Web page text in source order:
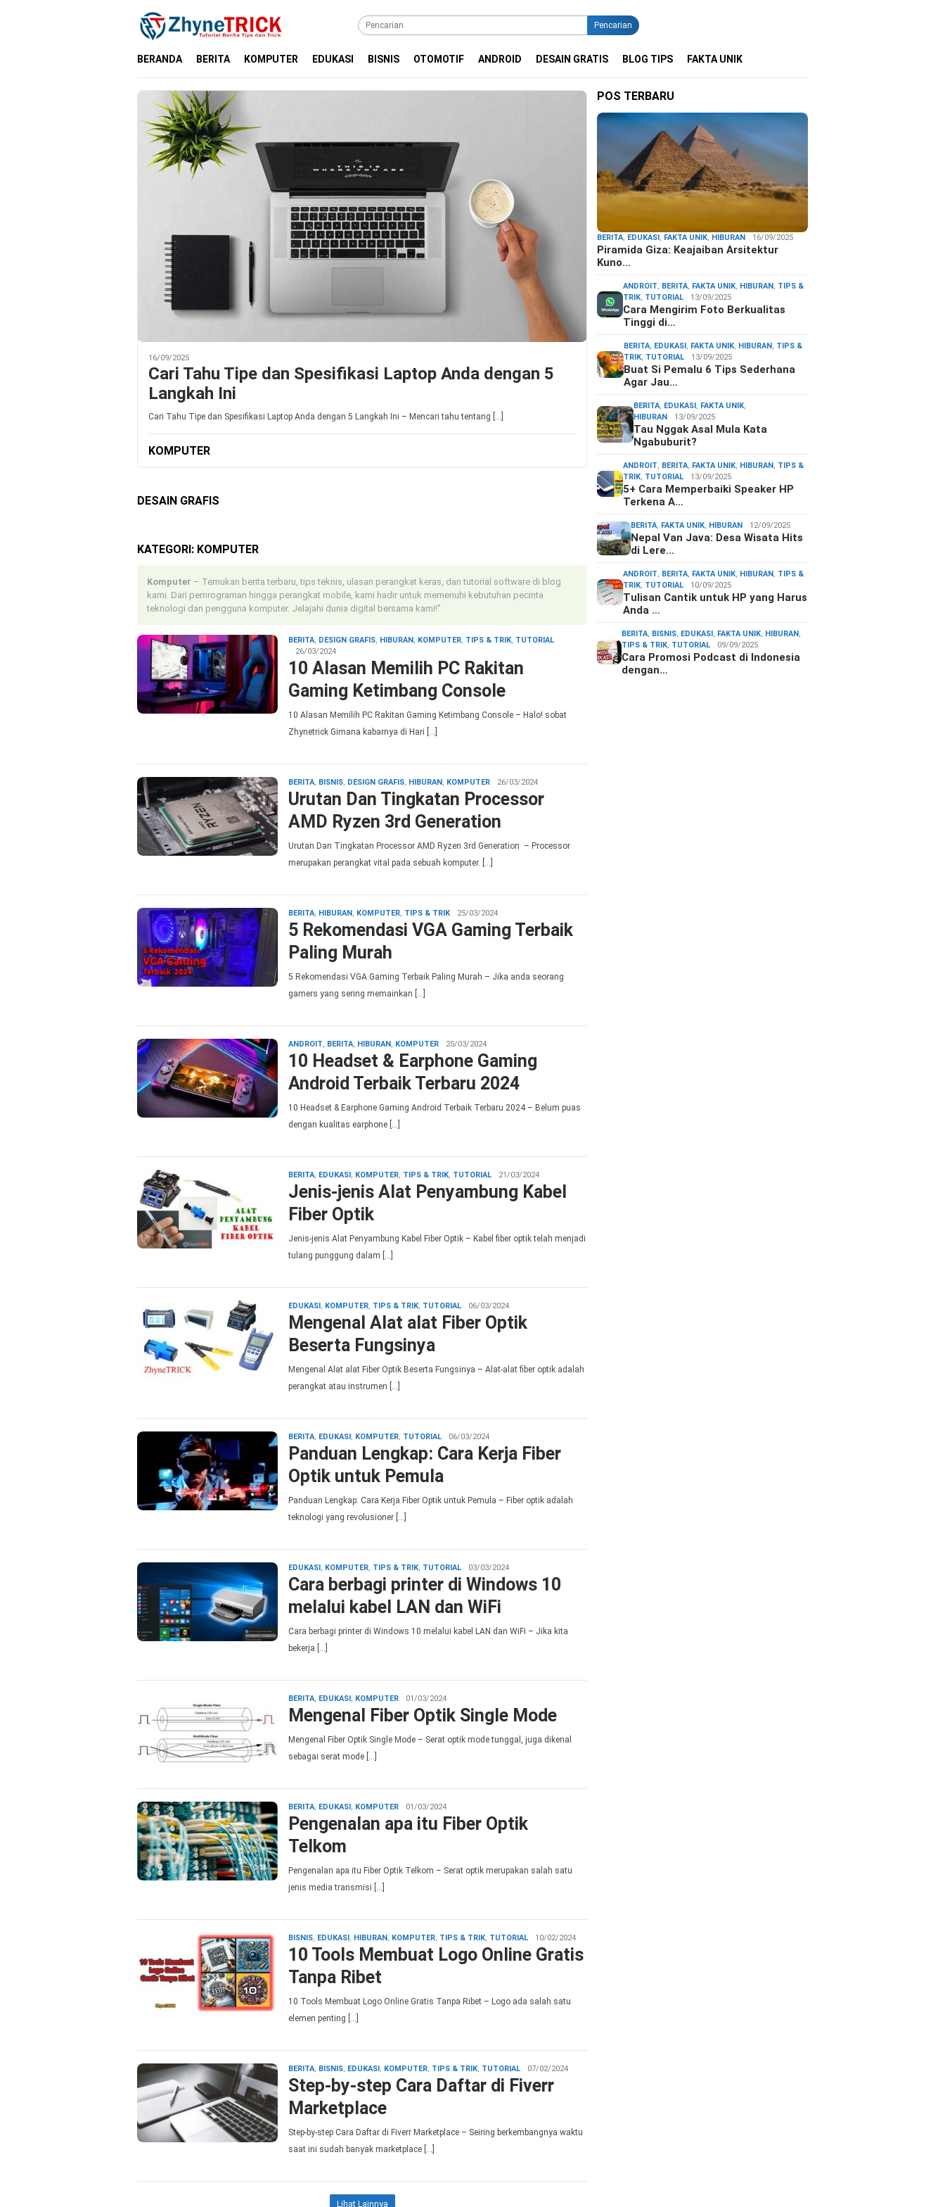
Pencarian
BERANDA BERITA KOMPUTER EDUKASI BISNIS OTOMOTIF ANDROID DESAIN GRATIS BLOG TIPS FAKTA UNIK
16/09/2025
Cari Tahu Tipe dan Spesifikasi Laptop Anda dengan 5
Langkah Ini
Cari Tahu Tipe dan Spesifikasi Laptop Anda dengan 5 Langkah Ini – Mencari tahu tentang […]
KOMPUTER
DESAIN GRAFIS
KATEGORI: KOMPUTER
Komputer – Temukan berita terbaru, tips teknis, ulasan perangkat keras, dan tutorial software di blog
kami. Dari pemrograman hingga perangkat mobile, kami hadir untuk memenuhi kebutuhan pecinta
teknologi dan pengguna komputer. Jelajahi dunia digital bersama kami!”
BERITA, DESIGN GRAFIS, HIBURAN , KOMPUTER, TIPS & TRIK, TUTORIALadmin
26/03/2024
10 Alasan Memilih PC Rakitan
Gaming Ketimbang Console
10 Alasan Memilih PC Rakitan Gaming Ketimbang Console – Halo! sobat
Zhynetrick Gimana kabarnya di Hari […]
BERITA, BISNIS, DESIGN GRAFIS, HIBURAN , KOMPUTERadmin
26/03/2024
Urutan Dan Tingkatan Processor
AMD Ryzen 3rd Generation
Urutan Dan Tingkatan Processor AMD Ryzen 3rd Generation – Processor
merupakan perangkat vital pada sebuah komputer. […]
BERITA, HIBURAN , KOMPUTER, TIPS & TRIKadmin
25/03/2024
5 Rekomendasi VGA Gaming Terbaik
Paling Murah
5 Rekomendasi VGA Gaming Terbaik Paling Murah – Jika anda seorang
gamers yang sering memainkan […]
ANDROIT, BERITA, HIBURAN , KOMPUTERadmin
25/03/2024
10 Headset & Earphone Gaming
Android Terbaik Terbaru 2024
10 Headset & Earphone Gaming Android Terbaik Terbaru 2024 – Belum puas
dengan kualitas earphone […]
BERITA, EDUKASI , KOMPUTER, TIPS & TRIK, TUTORIALadmin
21/03/2024
Jenis-jenis Alat Penyambung Kabel
Fiber Optik
Jenis-jenis Alat Penyambung Kabel Fiber Optik – Kabel fiber optik telah menjadi
tulang punggung dalam […]
EDUKASI , KOMPUTER, TIPS & TRIK, TUTORIALadmin
06/03/2024
Mengenal Alat alat Fiber Optik
Beserta Fungsinya
Mengenal Alat alat Fiber Optik Beserta Fungsinya – Alat-alat fiber optik adalah
perangkat atau instrumen […]
BERITA, EDUKASI , KOMPUTER, TUTORIALadmin
06/03/2024
Panduan Lengkap: Cara Kerja Fiber
Optik untuk Pemula
Panduan Lengkap: Cara Kerja Fiber Optik untuk Pemula – Fiber optik adalah
teknologi yang revolusioner […]
EDUKASI , KOMPUTER, TIPS & TRIK, TUTORIALadmin
03/03/2024
Cara berbagi printer di Windows 10
melalui kabel LAN dan WiFi
Cara berbagi printer di Windows 10 melalui kabel LAN dan WiFi – Jika kita
bekerja […]
BERITA, EDUKASI , KOMPUTERadmin
01/03/2024
Mengenal Fiber Optik Single Mode
Mengenal Fiber Optik Single Mode – Serat optik mode tunggal, juga dikenal
sebagai serat mode […]
BERITA, EDUKASI , KOMPUTERadmin
01/03/2024
Pengenalan apa itu Fiber Optik
Telkom
Pengenalan apa itu Fiber Optik Telkom – Serat optik merupakan salah satu
jenis media transmisi […]
BISNIS, EDUKASI , HIBURAN , KOMPUTER, TIPS & TRIK, TUTORIALadmin
10/02/2024
10 Tools Membuat Logo Online Gratis
Tanpa Ribet
10 Tools Membuat Logo Online Gratis Tanpa Ribet – Logo ada salah satu
elemen penting […]
BERITA, BISNIS, EDUKASI , KOMPUTER, TIPS & TRIK, TUTORIALadmin
07/02/2024
Step-by-step Cara Daftar di Fiverr
Marketplace
Step-by-step Cara Daftar di Fiverr Marketplace – Seiring berkembangnya waktu
saat ini sudah banyak marketplace […]
Lihat Lainnya
POS TERBARU
BERITA, EDUKASI, FAKTA UNIK, HIBURAN 16/09/2025
Piramida Giza: Keajaiban Arsitektur
Kuno…
ANDROIT, BERITA, FAKTA UNIK, HIBURAN, TIPS &
TRIK, TUTORIAL 13/09/2025
Cara Mengirim Foto Berkualitas
Tinggi di…
BERITA, EDUKASI, FAKTA UNIK, HIBURAN, TIPS &
TRIK, TUTORIAL 13/09/2025
Buat Si Pemalu 6 Tips Sederhana
Agar Jau…
BERITA, EDUKASI, FAKTA UNIK,
HIBURAN
13/09/2025
Tau Nggak Asal Mula Kata
Ngabuburit?
ANDROIT, BERITA, FAKTA UNIK, HIBURAN, TIPS &
TRIK, TUTORIAL 13/09/2025
5+ Cara Memperbaiki Speaker HP
Terkena A…
BERITA, FAKTA UNIK, HIBURAN 12/09/2025
Nepal Van Java: Desa Wisata Hits
di Lere…
ANDROIT, BERITA, FAKTA UNIK, HIBURAN, TIPS &
TRIK, TUTORIAL 10/09/2025
Tulisan Cantik untuk HP yang Harus
Anda …
BERITA, BISNIS, EDUKASI, FAKTA UNIK, HIBURAN,
TIPS & TRIK, TUTORIAL 09/09/2025
Cara Promosi Podcast di Indonesia
dengan…